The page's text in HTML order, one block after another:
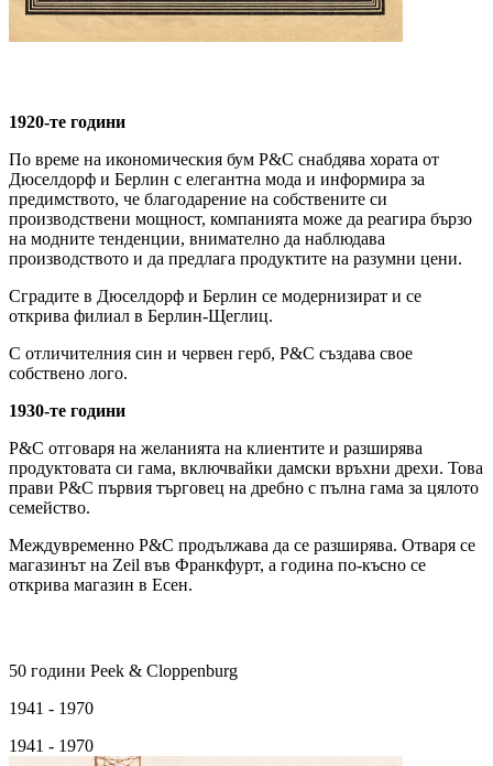
1920-те години
По време на икономическия бум P&C снабдява хората от
Дюселдорф и Берлин с елегантна мода и информира за
предимството, че благодарение на собствените си
производствени мощност, компанията може да реагира бързо
на модните тенденции, внимателно да наблюдава
производството и да предлага продуктите на разумни цени.
Сградите в Дюселдорф и Берлин се модернизират и се
открива филиал в Берлин-Щеглиц.
С отличителния син и червен герб, P&C създава свое
собствено лого.
1930-те години
P&C отговаря на желанията на клиентите и разширява
продуктовата си гама, включвайки дамски връхни дрехи. Това
прави P&C първия търговец на дребно с пълна гама за цялото
семейство.
Междувременно P&C продължава да се разширява. Отваря се
магазинът на Zeil във Франкфурт, а година по-късно се
открива магазин в Есен.
50 години Peek & Cloppenburg
1941 - 1970
1941 - 1970